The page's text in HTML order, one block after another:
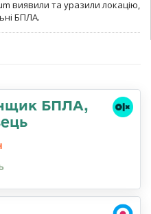
виявили та уразили локацію,
БПЛА.
БПЛА,